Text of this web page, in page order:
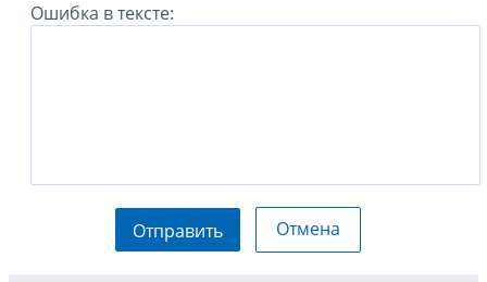
Ошибка в тексте:
Отправить Отмена